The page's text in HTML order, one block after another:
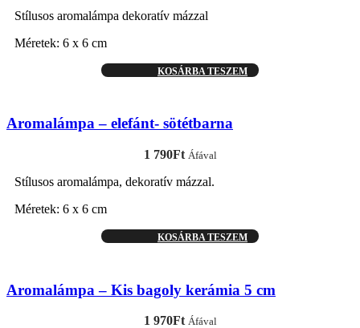
Stílusos aromalámpa dekoratív mázzal
Méretek: 6 x 6 cm
KOSÁRBA TESZEM
Aromalámpa – elefánt- sötétbarna
1 790Ft Áfával
Stílusos aromalámpa, dekoratív mázzal.
Méretek: 6 x 6 cm
KOSÁRBA TESZEM
Aromalámpa – Kis bagoly kerámia 5 cm
1 970Ft Áfával